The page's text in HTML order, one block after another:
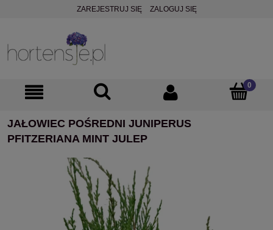
ZAREJESTRUJ SIĘ ZALOGUJ SIĘ
JAŁOWIEC POŚREDNI JUNIPERUS
PFITZERIANA MINT JULEP